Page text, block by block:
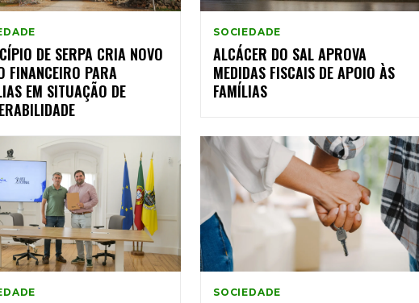
DE SERPA CRIA NOVO
FINANCEIRO PARA
EM SITUAÇÃO DE
SOCIEDADE
ALCÁCER DO SAL APROVA
MEDIDAS FISCAIS DE APOIO ÀS
FAMÍLIAS
SOCIEDADE